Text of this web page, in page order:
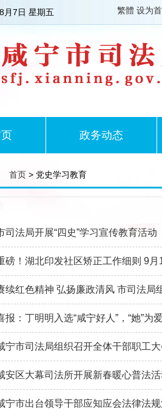
月7日 星期五 繁體 设为
政务动态
首页 > 党史学习教育
司法局开展“四史”学习宣传教育活动
磅！湖北印发社区矫正工作细则 9
续红色精神 弘扬廉政清风 市司法局
报：丁明明入选“咸宁好人”，“她”为
宁市司法局组织召开全体干部职工
安区大幕司法所开展新春暖心普法活
宁市出台领导干部应知应会法律法